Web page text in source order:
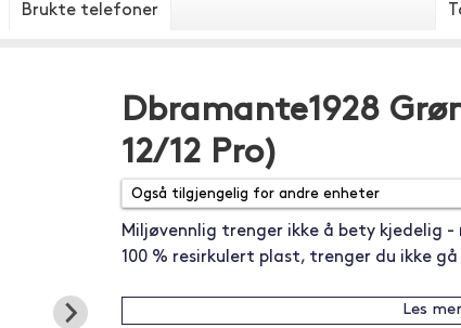
Brukte telefoner
Dbramante1928
12/12 Pro)
Miljøvennlig trenger ikke å bety kjedelig
100 % resirkulert plast, trenger du ikke
Les mer